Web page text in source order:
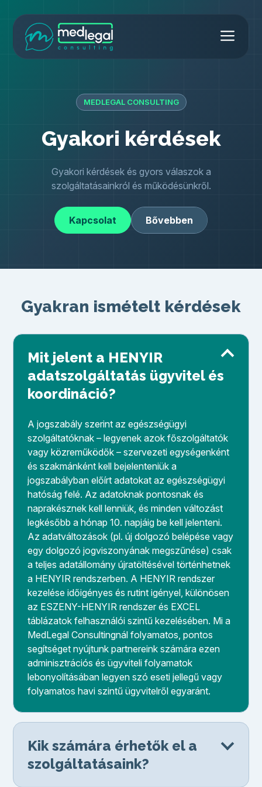
tartalombaMedLegal Consulting
MEDLEGAL CONSULTING
Gyakori kérdések
Gyakori kérdések és gyors válaszok a
szolgáltatásainkról és működésünkről.
Kapcsolat Bővebben
Gyakran ismételt kérdések
Mit jelent a HENYIR
adatszolgáltatás ügyvitel és
koordináció?
A jogszabály szerint az egészségügyi
szolgáltatóknak – legyenek azok főszolgáltatók
vagy közreműködők – szervezeti egységenként
és szakmánként kell bejelenteniük a
jogszabályban előírt adatokat az egészségügyi
hatóság felé. Az adatoknak pontosnak és
naprakésznek kell lenniük, és minden változást
legkésőbb a hónap 10. napjáig be kell jelenteni.
Az adatváltozások (pl. új dolgozó belépése vagy
egy dolgozó jogviszonyának megszűnése) csak
a teljes adatállomány újratöltésével történhetnek
a HENYIR rendszerben. A HENYIR rendszer
kezelése időigényes és rutint igényel, különösen
az ESZENY-HENYIR rendszer és EXCEL
táblázatok felhasználói szintű kezelésében. Mi a
MedLegal Consultingnál folyamatos, pontos
segítséget nyújtunk partnereink számára ezen
adminisztrációs és ügyviteli folyamatok
lebonyolításában legyen szó eseti jellegű vagy
folyamatos havi szintű ügyvitelről egyaránt.
Kik számára érhetők el a
szolgáltatásaink?